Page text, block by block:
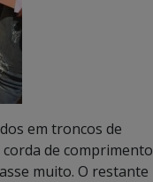
em troncos de
de comprimento
muito. O restante